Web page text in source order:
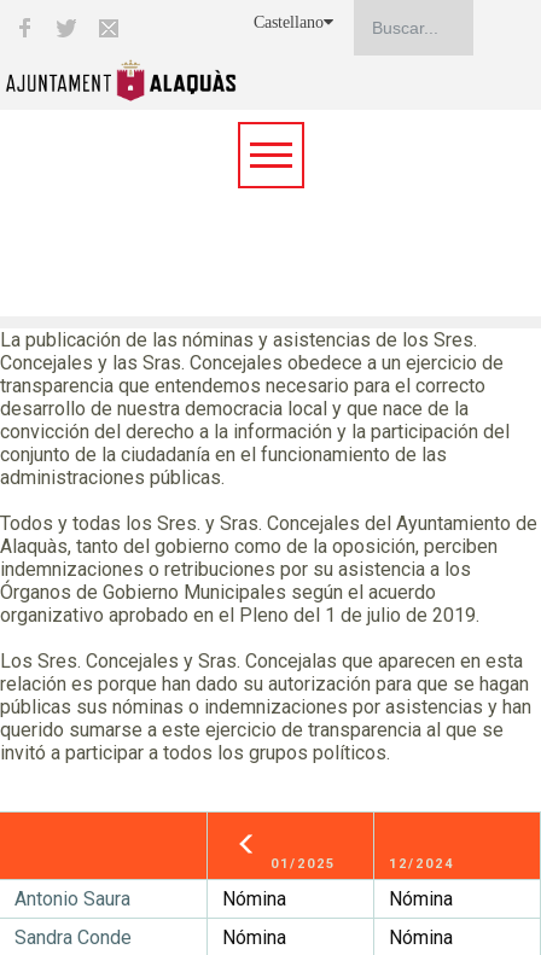
Castellano
La publicación de las nóminas y asistencias de los Sres.
Concejales y las Sras. Concejales obedece a un ejercicio de
transparencia que entendemos necesario para el correcto
desarrollo de nuestra democracia local y que nace de la
convicción del derecho a la información y la participación del
conjunto de la ciudadanía en el funcionamiento de las
administraciones públicas.
Todos y todas los Sres. y Sras. Concejales del Ayuntamiento de
Alaquàs, tanto del gobierno como de la oposición, perciben
indemnizaciones o retribuciones por su asistencia a los
Órganos de Gobierno Municipales según el acuerdo
organizativo aprobado en el Pleno del 1 de julio de 2019.
Los Sres. Concejales y Sras. Concejalas que aparecen en esta
relación es porque han dado su autorización para que se hagan
públicas sus nóminas o indemnizaciones por asistencias y han
querido sumarse a este ejercicio de transparencia al que se
invitó a participar a todos los grupos políticos.
01/2025 12/2024
Antonio Saura Nómina
Nómina
Sandra Conde
Nómina
Nómina